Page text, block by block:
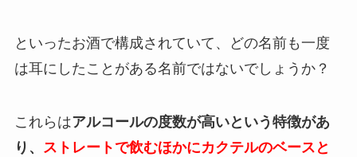
といったお酒で構成されていて、どの名前も一度
は耳にしたことがある名前ではないでしょうか？
これらはアルコールの度数が高いという特徴があ
り、 ストレートで飲むほかにカクテルのベースと